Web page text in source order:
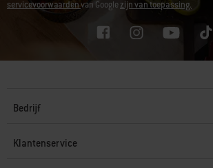
servicevoorwaardenvan Googlezijn van toepassing.
Bedrijf
Klantenservice